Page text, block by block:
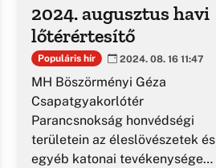
2024. augusztus havi
lőtérértesítő
Populáris hír 2024. 08. 16 11:47
MH Böszörményi Géza
Csapatgyakorlótér
Parancsnokság honvédségi
területein az éleslövészetek és
egyéb katonai tevékenységek